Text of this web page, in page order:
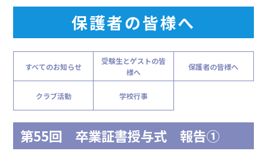
保護者の皆様へ
すべてのお知らせ
受験生とゲストの皆
様へ
保護者の皆様へ
クラブ活動 学校行事
第55回 卒業証書授与式 報告①